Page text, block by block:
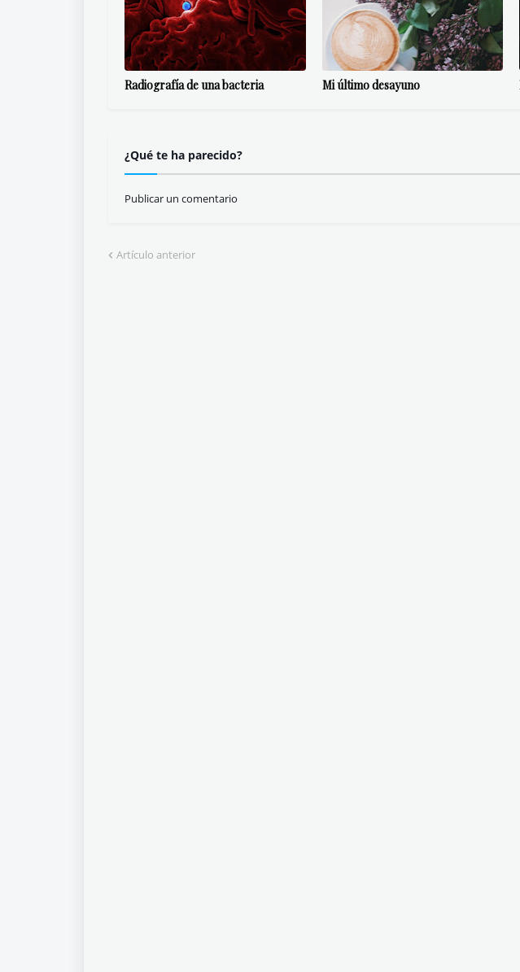
Radiografía de una bacteria Mi último desayuno
¿Qué te ha parecido?
Publicar un comentario
Artículo anterior